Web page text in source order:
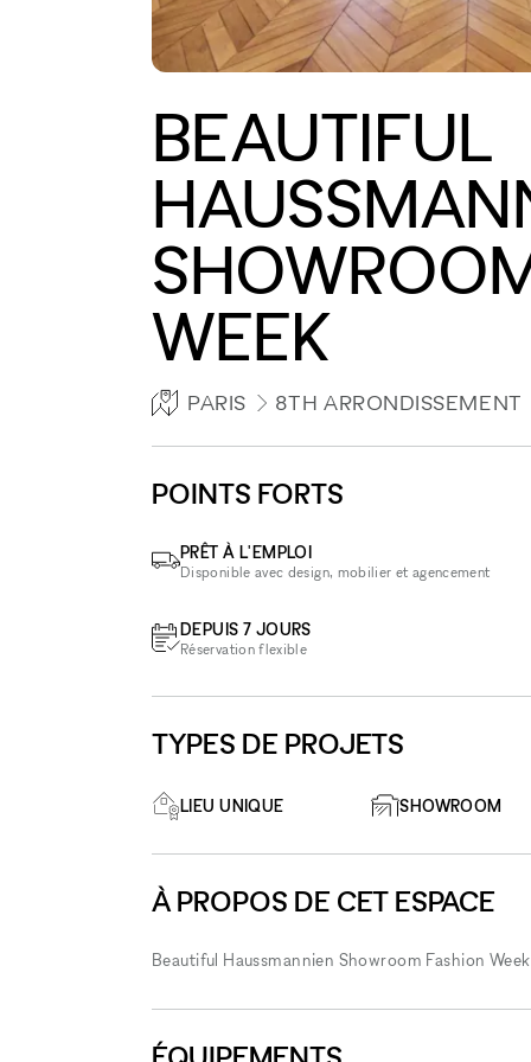
BEAUTIFUL
WEEK
PARIS 8TH ARRONDISSEMENT
POINTS FORTS
PRÊT À L'EMPLOI
Disponible avec design, mobilier et agencement
DEPUIS 7 JOURS
Réservation flexible
TYPES DE PROJETS
LIEU UNIQUE SHOWROOM
À PROPOS DE CET ESPACE
Beautiful Haussmannien Showroom Fashion